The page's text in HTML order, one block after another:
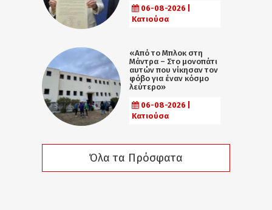
06-08-2026 |
Κατιούσα
«Από το Μπλοκ στη
Μάντρα – Στο μονοπάτι
αυτών που νίκησαν τον
φόβο για έναν κόσμο
λεύτερο»
06-08-2026 |
Κατιούσα
Όλα τα Πρόσφατα